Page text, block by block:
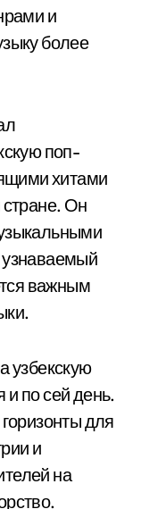
и
более
поп-
хитами
стране. Он
важным
узбекскую
по сей день.
для
и
на